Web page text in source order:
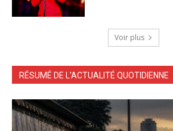
Voir plus
RÉSUMÉ DE L'ACTUALITÉ QUOTIDIENNE